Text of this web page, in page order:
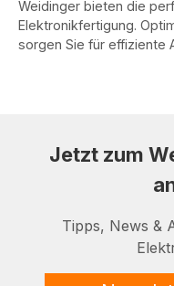
Weidinger bieten die
Elektronikfertigung.
sorgen Sie für effiziente
Jetzt zum
Tipps, News &